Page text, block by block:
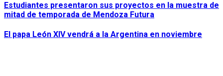
Estudiantes presentaron sus proyectos en la muestra de
mitad de temporada de Mendoza Futura
El papa León XIV vendrá a la Argentina en noviembre